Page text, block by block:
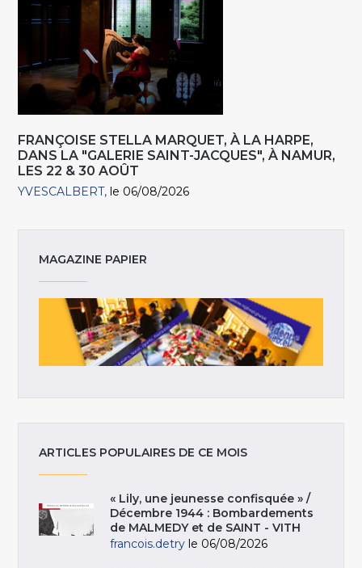
FRANÇOISE STELLA MARQUET, À LA HARPE,
DANS LA "GALERIE SAINT-JACQUES", À NAMUR,
LES 22 & 30 AOÛT
YVESCALBERT le 06/08/2026
MAGAZINE PAPIER
ARTICLES POPULAIRES DE CE MOIS
« Lily, une jeunesse confisquée » /
Décembre 1944 : Bombardements
de MALMEDY et de SAINT - VITH
francois.detry le 06/08/2026